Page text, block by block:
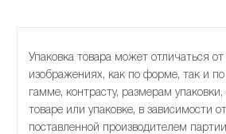
Упаковка товара может отличаться
изображениях, как по форме, так и по
гамме, контрасту, размерам
товаре или упаковке, в зависимости
поставленной производителем